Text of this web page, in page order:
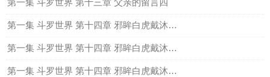
第一集 斗罗世界 第十三章 父亲的留言四
第一集 斗罗世界 第十四章 邪眸白虎戴沐白一
第一集 斗罗世界 第十四章 邪眸白虎戴沐白二
第一集 斗罗世界 第十四章 邪眸白虎戴沐白三